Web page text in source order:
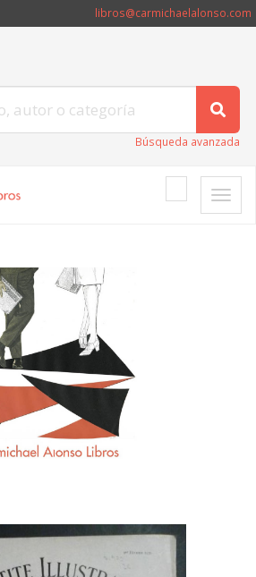
libros@carmichaelalonso.com
Búsqueda avanzada
Toggle